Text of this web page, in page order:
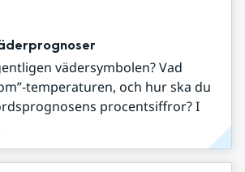
vädersymbolen? Vad
temperaturen, och hur ska du
procentsiffror? I